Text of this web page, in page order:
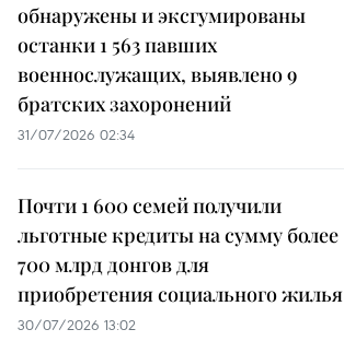
обнаружены и эксгумированы
останки 1 563 павших
военнослужащих, выявлено 9
братских захоронений
31/07/2026 02:34
Почти 1 600 семей получили
льготные кредиты на сумму более
700 млрд донгов для
приобретения социального жилья
30/07/2026 13:02